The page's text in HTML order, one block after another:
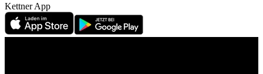
Kettner App